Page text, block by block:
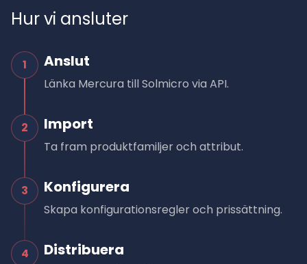
Hur vi ansluter
1 Anslut
Länka Mercura till Solmicro via API.
2 Import
Ta fram produktfamiljer och attribut.
3 Konfigurera
Skapa konfigurationsregler och prissättning.
4 Distribuera